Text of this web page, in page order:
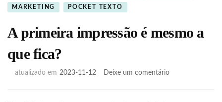
MARKETING POCKET TEXTO
A primeira impressão é mesmo a
que fica?
atualizado em 2023-11-12 Deixe um comentárioem